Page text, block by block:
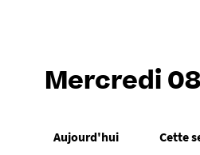
Mercredi
Aujourd'hui Cette